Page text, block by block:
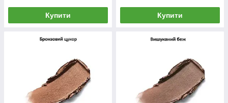
Купити Купити